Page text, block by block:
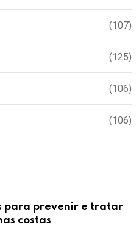
(107)
(125)
(106)
(106)
para prevenir e tratar
costas